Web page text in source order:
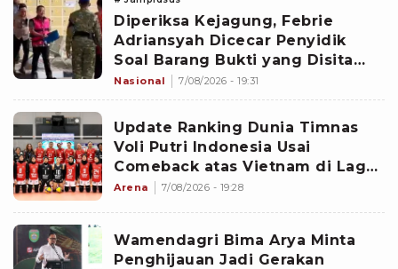
Diperiksa Kejagung, Febrie
Adriansyah Dicecar Penyidik
Soal Barang Bukti yang Disita
dari Kortastipidkor Polri dan Tim
9
Nasional 7/08/2026 - 19:31
Update Ranking Dunia Timnas
Voli Putri Indonesia Usai
Comeback atas Vietnam di Laga
Pembuka SEA V Cup 2026 Leg
Arena 7/08/2026 - 19:28
Wamendagri Bima Arya Minta
Penghijauan Jadi Gerakan